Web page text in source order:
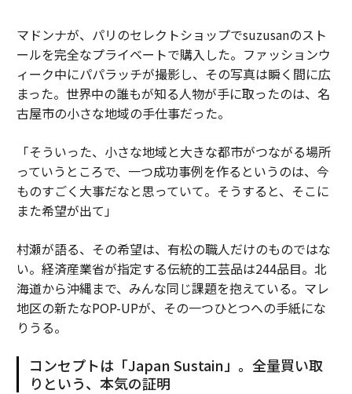
マドンナが、パリのセレクトショップでsuzusanのスト
ールを完全なプライベートで購入した。ファッションウ
ィーク中にパパラッチが撮影し、その写真は瞬く間に広
まった。世界中の誰もが知る人物が手に取ったのは、名
古屋市の小さな地域の手仕事だった。
「そういった、小さな地域と大きな都市がつながる場所
っていうところで、一つ成功事例を作るというのは、今
ものすごく大事だなと思っていて。そうすると、そこに
また希望が出て」
村瀬が語る、その希望は、有松の職人だけのものではな
い。経済産業省が指定する伝統的工芸品は244品目。北
海道から沖縄まで、みんな同じ課題を抱えている。マレ
地区の新たなPOP-UPが、その一つひとつへの手紙にな
りうる。
コンセプトは「Japan Sustain」。全量買い取
りという、本気の証明